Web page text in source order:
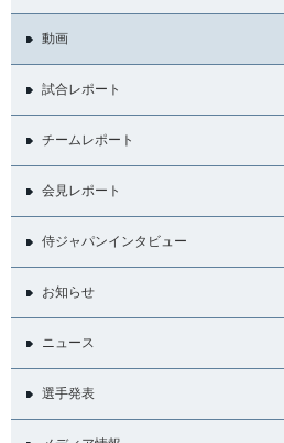
動画
試合レポート
チームレポート
会見レポート
侍ジャパンインタビュー
お知らせ
ニュース
選手発表